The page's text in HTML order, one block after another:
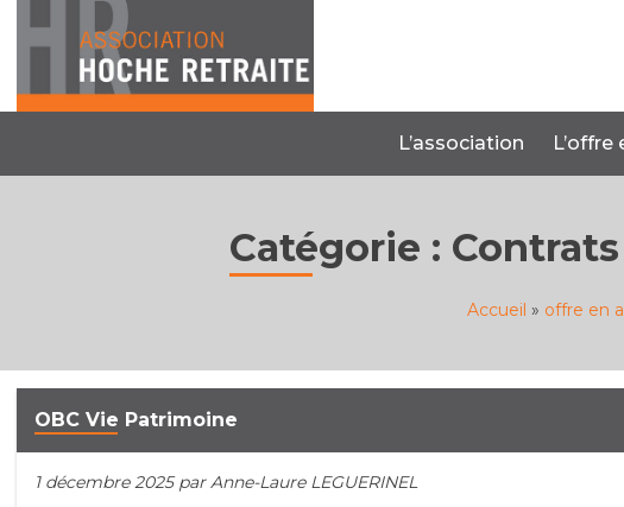
L’association L’offre
Catégorie :
Accueil » offre en
OBC Vie Patrimoine
1 décembre 2025par Anne-Laure LEGUERINEL